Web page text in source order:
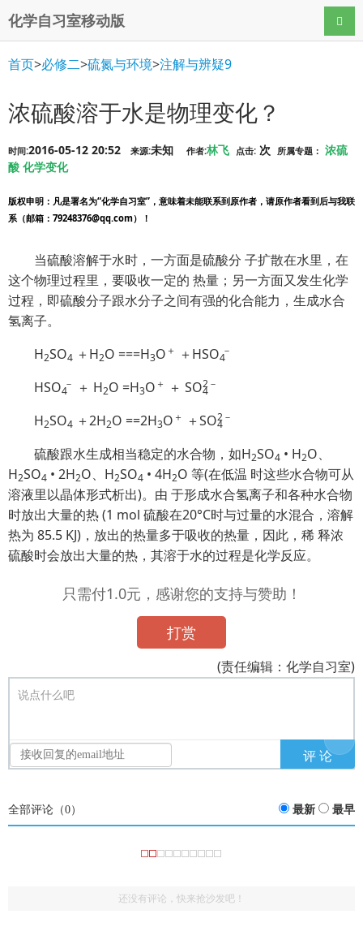
化学自习室移动版 导航
首页>必修二>硫氮与环境>注解与辨疑9
浓硫酸溶于水是物理变化？
时间:2016-05-12 20:52 来源:未知 作者:林飞 点击: 次 所属专题： 浓硫
酸 化学变化
版权申明 ：凡是署名为“化学自习室”，意味着未能联系到原作者，请原作者看到后与我联
系（邮箱：79248376@qq.com）！
当硫酸溶解于水时，一方面是硫酸分 子扩散在水里，在
这个物理过程里，要吸收一定的 热量；另一方面又发生化学
过程，即硫酸分子跟水分子之间有强的化合能力，生成水合
氢离子。
H2SO4 ＋H2O ===H3O ＋ ＋HSO4
HSO4 ＋ H2O =H3O ＋ ＋ SO4
2－
H2SO4 ＋2H2O ==2H3O ＋ ＋SO4
2－
硫酸跟水生成相当稳定的水合物，如H2SO4 • H2O、
H2SO4 • 2H2O、H2SO4 • 4H2O 等(在低温 时这些水合物可从
溶液里以晶体形式析出)。由 于形成水合氢离子和各种水合物
时放出大量的热 (1 mol 硫酸在20°C时与过量的水混合，溶解
热为 85.5 KJ)，放出的热量多于吸收的热量，因此，稀 释浓
硫酸时会放出大量的热，其溶于水的过程是化学反应。
只需付1.0元，感谢您的支持与赞助！
打赏
(责任编辑：化学自习室)
说点什么吧
全部评论（0） 最新 最早
还没有评论，快来抢沙发吧！